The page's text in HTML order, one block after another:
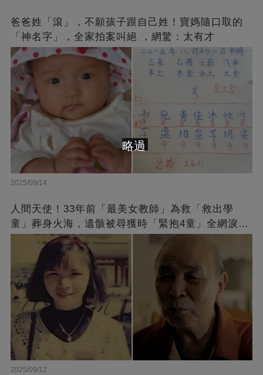
爸爸姓「滾」，不願孩子跟自己姓！寶媽隨口取的
「神名字」，全家拍案叫絕 ，網驚：太有才
2025/09/14
人間天使！33年前「最美女教師」為救「救出學
童」葬身火海，遺骸被尋獲時「緊抱4童」全網淚
崩：真正的英雄不該被遺忘
2025/09/12
略過